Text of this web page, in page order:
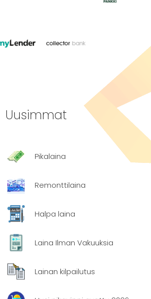
Uusimmat
Pikalaina
Remonttilaina
Halpa laina
Laina Ilman Vakuuksia
Lainan kilpailutus